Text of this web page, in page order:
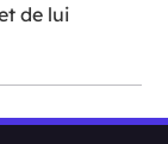
de lui